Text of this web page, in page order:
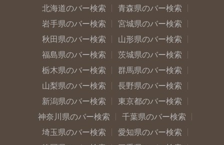
北海道のバー検索
青森県のバー検索
岩手県のバー検索
宮城県のバー検索
秋田県のバー検索
山形県のバー検索
福島県のバー検索
茨城県のバー検索
栃木県のバー検索
群馬県のバー検索
山梨県のバー検索
長野県のバー検索
新潟県のバー検索
東京都のバー検索
神奈川県のバー検索
千葉県のバー検索
埼玉県のバー検索
愛知県のバー検索